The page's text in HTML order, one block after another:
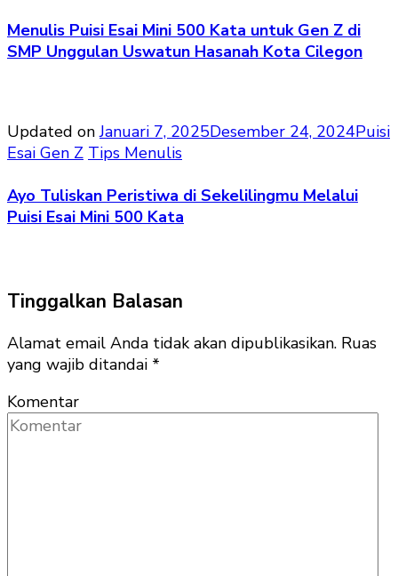
Menulis Puisi Esai Mini 500 Kata untuk Gen Z di
SMP Unggulan Uswatun Hasanah Kota Cilegon
Updated onJanuari 7, 2025Desember 24, 2024Puisi
Esai Gen Z Tips Menulis
Ayo Tuliskan Peristiwa di Sekelilingmu Melalui
Puisi Esai Mini 500 Kata
Tinggalkan Balasan
Alamat email Anda tidak akan dipublikasikan. Ruas
yang wajib ditandai *
Komentar